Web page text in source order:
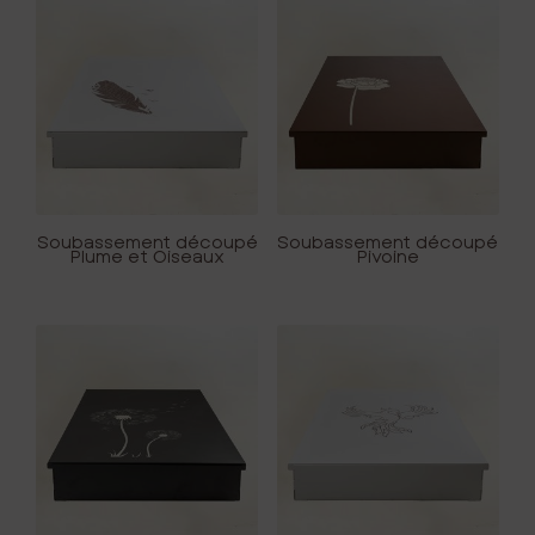
Soubassement découpé
Plume et Oiseaux
Soubassement découpé
Pivoine